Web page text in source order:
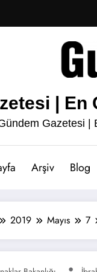
| En
Gazetesi |
Arşiv Blog
2019 Mayıs 7